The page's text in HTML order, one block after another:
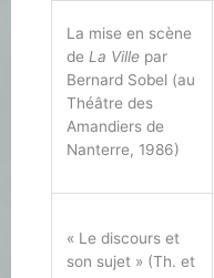
La mise en scène
de La Ville par
Bernard Sobel (au
Théâtre des
Amandiers de
Nanterre, 1986)
« Le discours et
son sujet » (Th. et